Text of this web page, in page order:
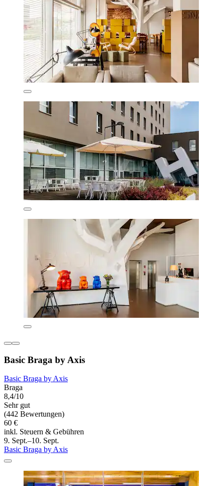
Basic Braga by Axis
Basic Braga by Axis
Braga
8,4/10
Sehr gut
(442 Bewertungen)
60 €
inkl. Steuern & Gebühren
9. Sept.–10. Sept.
Basic Braga by Axis